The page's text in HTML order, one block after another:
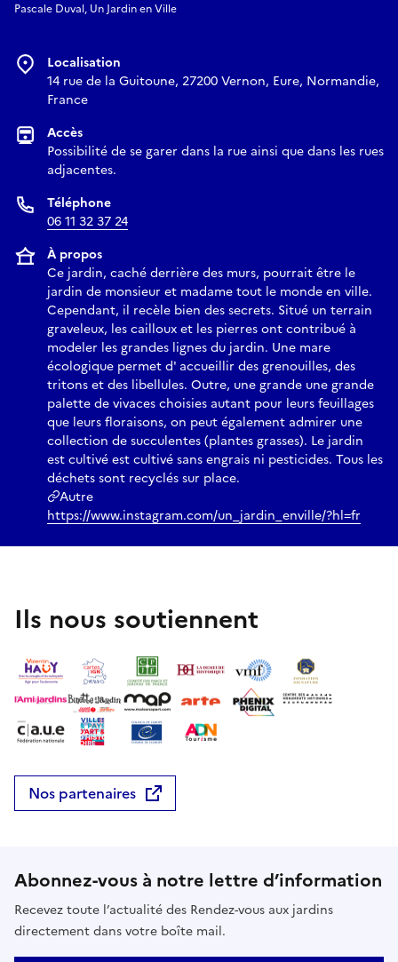
Pascale Duval, Un Jardin en Ville
Localisation
14 rue de la Guitoune, 27200 Vernon, Eure, Normandie,
France
Accès
Possibilité de se garer dans la rue ainsi que dans les rues
adjacentes.
Téléphone
06 11 32 37 24
À propos
Ce jardin, caché derrière des murs, pourrait être le
jardin de monsieur et madame tout le monde en ville.
Cependant, il recèle bien des secrets. Situé un terrain
graveleux, les cailloux et les pierres ont contribué à
modeler les grandes lignes du jardin. Une mare
écologique permet d' accueillir des grenouilles, des
tritons et des libellules. Outre, une grande une grande
palette de vivaces choisies autant pour leurs feuillages
que leurs floraisons, on peut également admirer une
collection de succulentes (plantes grasses). Le jardin
est cultivé est cultivé sans engrais ni pesticides. Tous les
déchets sont recyclés sur place.
Autre
https://www.instagram.com/un_jardin_enville/?hl=fr
Ils nous soutiennent
Nos partenaires
Abonnez-vous à notre lettre d’information
Recevez toute l’actualité des Rendez-vous aux jardins
directement dans votre boîte mail.